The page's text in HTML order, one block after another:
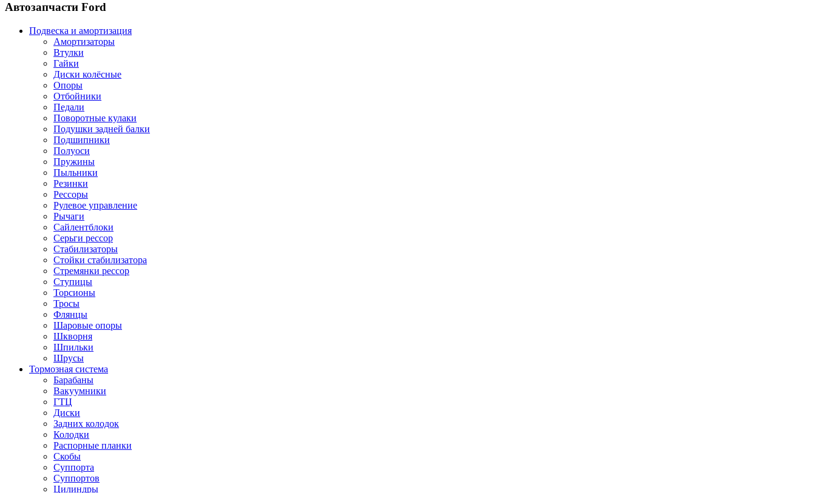
Автозапчасти Ford
Подвеска и амортизация
Амортизаторы
Втулки
Гайки
Диски колёсные
Опоры
Отбойники
Педали
Поворотные кулаки
Подушки задней балки
Подшипники
Полуоси
Пружины
Пыльники
Резинки
Рессоры
Рулевое управление
Рычаги
Сайлентблоки
Серьги рессор
Стабилизаторы
Стойки стабилизатора
Стремянки рессор
Ступицы
Торсионы
Тросы
Флянцы
Шаровые опоры
Шкворня
Шпильки
Шрусы
Тормозная система
Барабаны
Вакуумники
ГТЦ
Диски
Задних колодок
Колодки
Распорные планки
Скобы
Суппорта
Суппортов
Цилиндры